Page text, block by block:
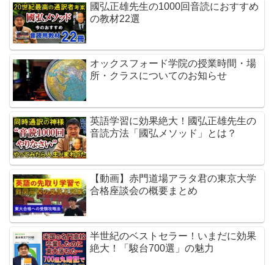
國弘正雄先生の1000回音読におすすめ
の教材22選
オックスフォード学院の授業時間・場
所・クラスについてのお知らせ
英語学習に効果絶大！國弘正雄先生の
音読方法「國弘メソッド」とは？
【動画】赤門道場アラタ君の東京大学
合格座談会の概要まとめ
半世紀のベストセラー！いまだに効果
絶大！「駿台700選」の魅力